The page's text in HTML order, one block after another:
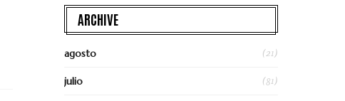
ARCHIVE
agosto (21)
julio (81)